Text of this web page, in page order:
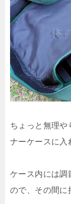
ちょっと無理や
ナーケースに入
ケース内には調
ので、その間に